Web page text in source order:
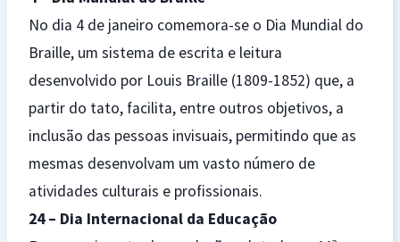
No dia 4 de janeiro comemora-se o Dia Mundial do
Braille, um sistema de escrita e leitura
desenvolvido por Louis Braille (1809-1852) que, a
partir do tato, facilita, entre outros objetivos, a
inclusão das pessoas invisuais, permitindo que as
mesmas desenvolvam um vasto número de
atividades culturais e profissionais.
24 – Dia Internacional da Educação